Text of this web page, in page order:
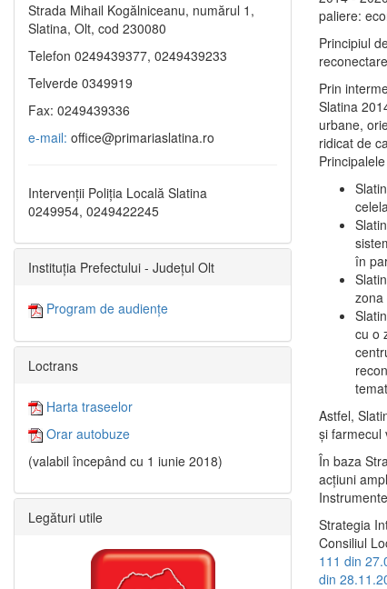
paliere:
Principiul
Prin
Slatina
urbane,
ridicat de
în
zona
cu o
Astfel,
şi farmecul
În baza
acţiuni
Strategia
Consiliul
111 din
din
Strada Mihail Kogălniceanu, numărul 1,
Slatina, Olt, cod 230080
Telefon 0249439377, 0249439233
Telverde 0349919
Fax: 0249439336
e-mail: office@primariaslatina.ro
Intervenții Poliția Locală Slatina
0249954, 0249422245
Instituția Prefectului - Județul Olt
Program de audiențe
Loctrans
Harta traseelor
Orar autobuze
(valabil începând cu 1 iunie 2018)
Legături utile